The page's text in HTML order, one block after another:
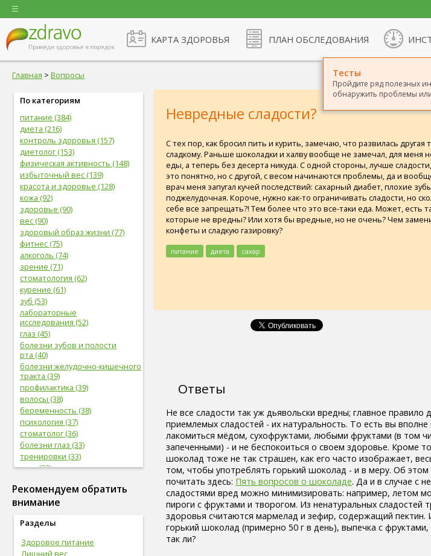
КАРТА ЗДОРОВЬЯ ПЛАН ОБСЛЕДОВАНИЯ
Тесты
Пройдите ряд полезных
обнаружить проблемы
Главная > Вопросы
По категориям
питание (384)
диета (216)
контроль здоровья (157)
диетолог (153)
физическая активность (148)
избыточный вес (139)
красота и здоровье (128)
кожа (92)
здоровье (90)
вес (90)
здоровый образ жизни (77)
фитнес (75)
алкоголь (74)
зрение (71)
стоматология (62)
курение (61)
зуб (53)
лабораторные
исследования (52)
глаз (45)
болезни зубов и полости
рта (40)
болезни желудочно-кишечного
тракта (39)
профилактика (39)
волосы (38)
беременность (38)
психология (37)
стоматолог (36)
болезни глаз (33)
тренировки (33)
нога (32)
фрукты (31)
сердечно-сосудистая
женская половая система (31)
живот (29)
Рекомендуем обратить
внимание
Разделы
Здоровое питание
Лишний вес
Невредные сладости?
С тех пор, как бросил пить и курить, замечаю, что развилась другая
сладкому. Раньше шоколадки и халву вообще не замечал, для меня
еды, а теперь без десерта никуда. С одной стороны, лучше
это понятно, но с другой, с весом начинаются проблемы, да и
врач меня запугал кучей последствий: сахарный диабет, плохие
поджелудочная. Короче, нужно как-то ограничивать сладости, но
себе все запрещать?! Тем более что это все-таки еда. Может, есть
которые не вредны? Или хотя бы вредные, но не очень? Чем
конфеты и сладкую газировку?
питание диета сахар
Ответы
Не все сладости так уж дьявольски вредны; главное правило
приемлемых сладостей - их натуральность. То есть вы
лакомиться мёдом, сухофруктами, любыми фруктами (в том
запеченными) - и не беспокоиться о своем здоровье. Кроме
шоколад тоже не так страшен, как его часто изображает,
том, чтобы употреблять горький шоколад - и в меру. Об
почитать здесь: Пять вопросов о шоколаде. Да и в случае с
сладостями вред можно минимизировать: например, летом
пироги с фруктами и творогом. Из ненатуральных
здоровья считаются мармелад и зефир, содержащий пектин.
горький шоколад (примерно 50 г в день), выпечка с
так ли?